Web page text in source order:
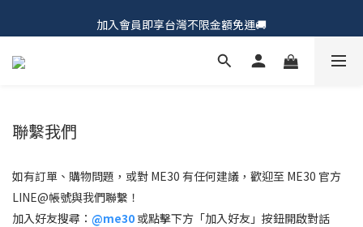
𝗖𝗵𝘂𝗠𝗘 𝗗𝗢𝗧｜新品上市𝟵𝟱折🍩
加入會員即享台灣不限金額免運🚚
𝗖𝗵𝘂𝗠𝗘 𝗗𝗢𝗧｜新品上市𝟵𝟱折🍩
聯繫我們
如有訂單、購物問題，或對 ME30 有任何建議，歡迎至 ME30 官方
LINE@帳號與我們聯繫！
加入好友搜尋： @me30 或點擊下方「加入好友」按鈕開啟對話